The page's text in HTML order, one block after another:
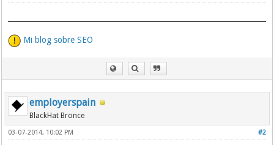
Mi blog sobre SEO
employerspain
BlackHat Bronce
#2
03-07-2014, 10:02 PM